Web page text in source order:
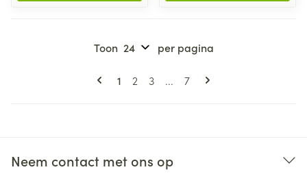
Pagina's
U lees momenteel pagina
1 Pagina
2 Pagina
3 ... Pagina
7
Toon per pagina
Neem contact met ons op